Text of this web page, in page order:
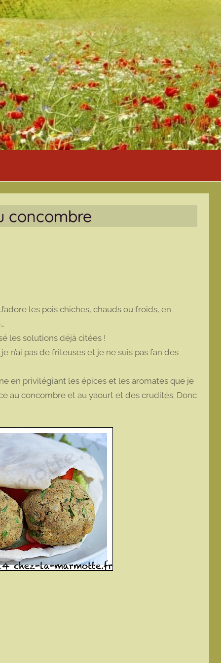
concombre
les pois chiches, chauds ou froids, en
les solutions déjà citées !
pas de friteuses et je ne suis pas fan des
en privilégiant les épices et les aromates que je
au concombre et au yaourt et des crudités. Donc